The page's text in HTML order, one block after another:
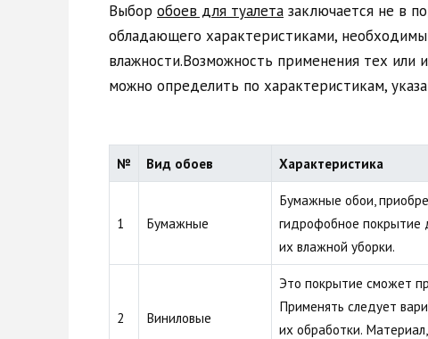
Выбор обоев для туалета заключается не в
обладающего характеристиками,
влажности.Возможность применения тех
можно определить по характеристикам,
№ Вид обоев Характеристика
1 Бумажные
Бумажные обои,
гидрофобное покрытие
их влажной уборки.
2 Виниловые
Это покрытие сможет
Применять следует
их обработки.